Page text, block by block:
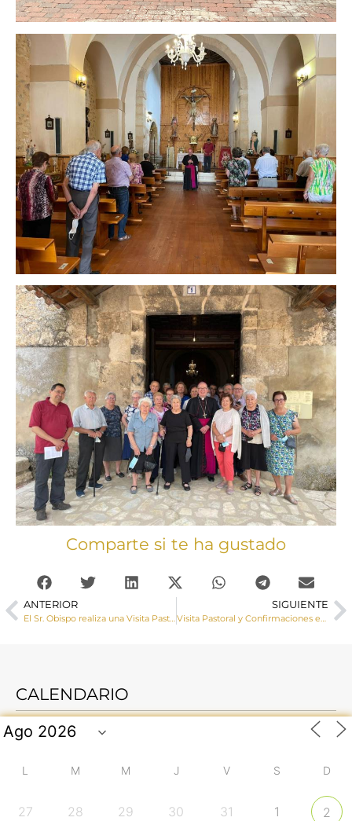
Comparte si te ha gustado
ANTERIOR SIGUIENTE
CALENDARIO
L M M J V S D
27 28 29 30 31 1 2